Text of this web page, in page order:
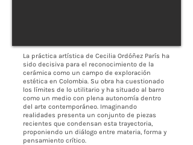
La práctica artística de Cecilia Ordóñez París ha
sido decisiva para el reconocimiento de la
cerámica como un campo de exploración
estética en Colombia. Su obra ha cuestionado
los límites de lo utilitario y ha situado al barro
como un medio con plena autonomía dentro
del arte contemporáneo. Imaginando
realidades presenta un conjunto de piezas
recientes que condensan esta trayectoria,
proponiendo un diálogo entre materia, forma y
pensamiento crítico.